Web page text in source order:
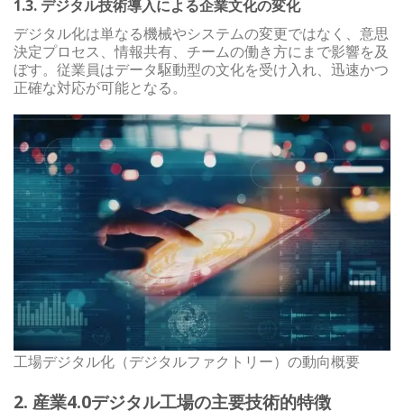
1.3. デジタル技術導入による企業文化の変化
デジタル化は単なる機械やシステムの変更ではなく、意思
決定プロセス、情報共有、チームの働き方にまで影響を及
ぼす。従業員はデータ駆動型の文化を受け入れ、迅速かつ
正確な対応が可能となる。
工場デジタル化（デジタルファクトリー）の動向概要
2. 産業4.0デジタル工場の主要技術的特徴